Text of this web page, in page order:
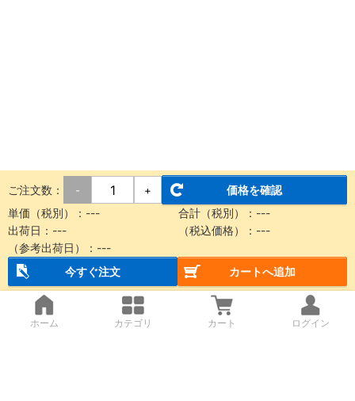
ご注文数： - +
価格を確認
単価（税別）： --- 合計（税別）： ---
出荷日： --- （税込価格）： ---
（参考出荷日）： ---
今すぐ注文
カートへ追加
ホーム カテゴリ カート ログイン